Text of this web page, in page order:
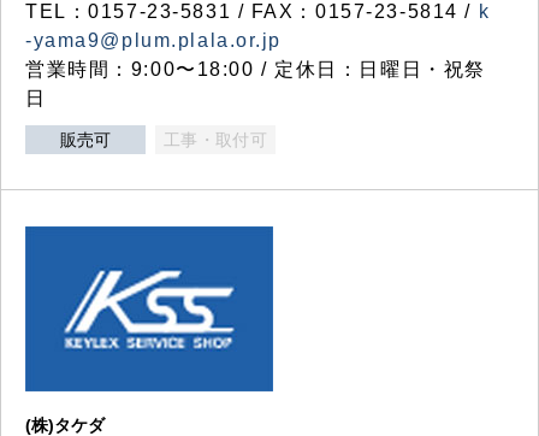
TEL：0157-23-5831 / FAX：0157-23-5814 / k
-yama9@plum.plala.or.jp
営業時間：9:00〜18:00 / 定休日：日曜日・祝祭
日
販売可 工事・取付可
(株)タケダ